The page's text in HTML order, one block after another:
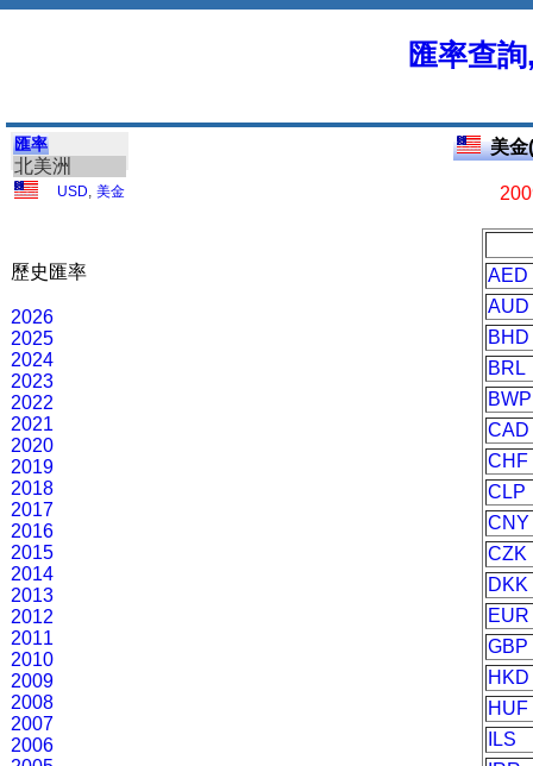
匯率查
匯率
北美洲
USD 美金
歷史匯率
2026
2025
2024
2023
2022
2021
2020
2019
2018
2017
2016
2015
2014
2013
2012
2011
2010
2009
2008
2007
2006
美金
AED
AUD
BHD
BRL
BWP
CAD
CHF
CLP
CNY
CZK
DKK
EUR
GBP
HKD
HUF
ILS